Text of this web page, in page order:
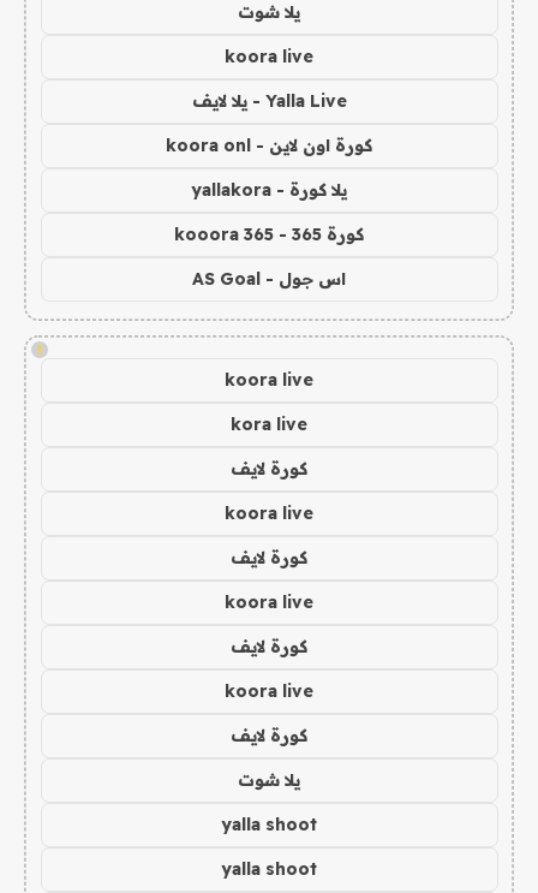
يلا شوت
koora live
Yalla Live - يلا لايف
كورة اون لاين - koora onl
يلا كورة - yallakora
كورة 365 - kooora 365
اس جول - AS Goal
!
koora live
kora live
كورة لايف
koora live
كورة لايف
koora live
كورة لايف
koora live
كورة لايف
يلا شوت
yalla shoot
yalla shoot